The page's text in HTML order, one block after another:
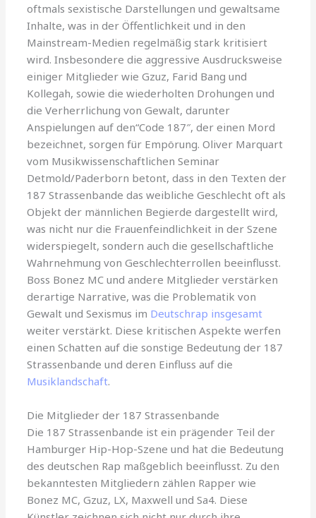
oftmals sexistische Darstellungen und gewaltsame
Inhalte, was in der Öffentlichkeit und in den
Mainstream-Medien regelmäßig stark kritisiert
wird. Insbesondere die aggressive Ausdrucksweise
einiger Mitglieder wie Gzuz, Farid Bang und
Kollegah, sowie die wiederholten Drohungen und
die Verherrlichung von Gewalt, darunter
Anspielungen auf den“Code 187″, der einen Mord
bezeichnet, sorgen für Empörung. Oliver Marquart
vom Musikwissenschaftlichen Seminar
Detmold/Paderborn betont, dass in den Texten der
187 Strassenbande das weibliche Geschlecht oft als
Objekt der männlichen Begierde dargestellt wird,
was nicht nur die Frauenfeindlichkeit in der Szene
widerspiegelt, sondern auch die gesellschaftliche
Wahrnehmung von Geschlechterrollen beeinflusst.
Boss Bonez MC und andere Mitglieder verstärken
derartige Narrative, was die Problematik von
Gewalt und Sexismus im Deutschrap insgesamt
weiter verstärkt. Diese kritischen Aspekte werfen
einen Schatten auf die sonstige Bedeutung der 187
Strassenbande und deren Einfluss auf die
Musiklandschaft.
Die Mitglieder der 187 Strassenbande
Die 187 Strassenbande ist ein prägender Teil der
Hamburger Hip-Hop-Szene und hat die Bedeutung
des deutschen Rap maßgeblich beeinflusst. Zu den
bekanntesten Mitgliedern zählen Rapper wie
Bonez MC, Gzuz, LX, Maxwell und Sa4. Diese